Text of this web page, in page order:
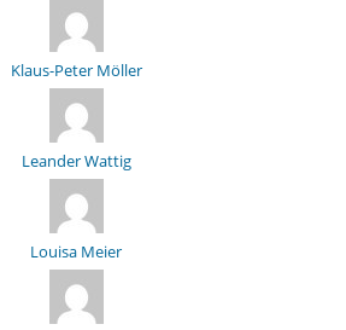
Klaus-Peter Möller
Leander Wattig
Louisa Meier